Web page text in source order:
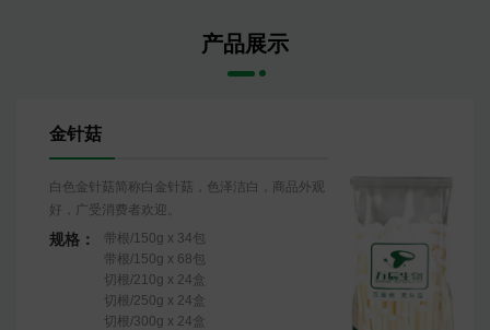
产品展示
金针菇
白色金针菇简称白金针菇，色泽洁白，商品外观
好，广受消费者欢迎。
规格：
带根/150g x 34包
带根/150g x 68包
切根/210g x 24盒
切根/250g x 24盒
切根/300g x 24盒